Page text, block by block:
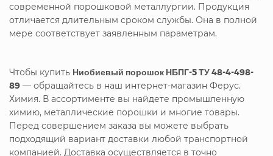
современной порошковой металлургии. Продукция
отличается длительным сроком службы. Она в полной
мере соответствует заявленным параметрам.
Чтобы купить Ниобиевый порошок НБПГ-5 ТУ 48-4-498-
89 — обращайтесь в наш интернет-магазин Ферус.
Химия. В ассортименте вы найдете промышленную
химию, металлические порошки и многие товары.
Перед совершением заказа вы можете выбрать
подходящий вариант доставки любой транспортной
компанией. Доставка осуществляется в точно